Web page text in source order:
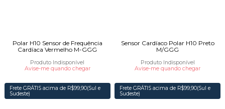
Polar H10 Sensor de Frequência
Cardíaca Vermelho M-GGG
Produto Indisponível
Avise-me quando chegar
Frete GRÁTIS acima de R$99,90(Sul e
Sudeste)
Sensor Cardíaco Polar H10 Preto
M/GGG
Produto Indisponível
Avise-me quando chegar
Frete GRÁTIS acima de R$99,90(Sul e
Sudeste)